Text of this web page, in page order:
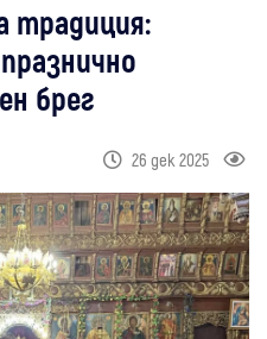
традиция:
брег
26 дек 2025